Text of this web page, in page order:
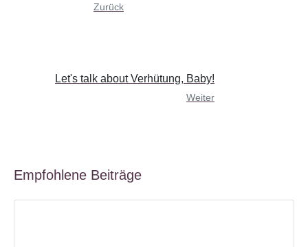
Zurück
Let's talk about Verhütung, Baby!
Weiter
Empfohlene Beiträge